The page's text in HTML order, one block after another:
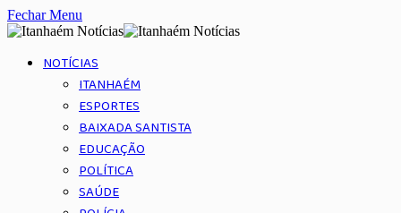
Fechar Menu
NOTÍCIAS
ITANHAÉM
ESPORTES
BAIXADA SANTISTA
EDUCAÇÃO
POLÍTICA
SAÚDE